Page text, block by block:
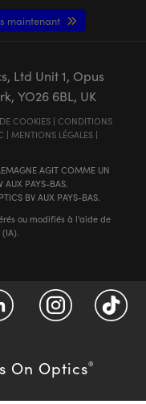
maintenant
Ltd Unit 1, Opus
YO26 6BL, UK
COOKIES| CONDITIONS
| MENTIONS LÉGALES|
AGIT COMME UN
AUX PAYS-BAS.
BV AUX PAYS-BAS.
ou modifiés à l'aide de
On Optics®